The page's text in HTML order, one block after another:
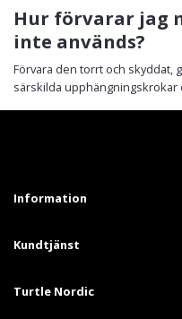
Hur förvarar jag
inte används?
Förvara den torrt och skyddat,
särskilda upphängningskrokar
Information
Kundtjänst
Turtle Nordic